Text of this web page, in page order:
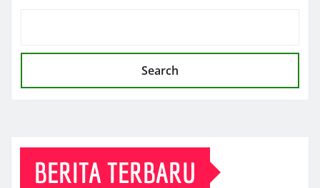
Search
BERITA TERBARU